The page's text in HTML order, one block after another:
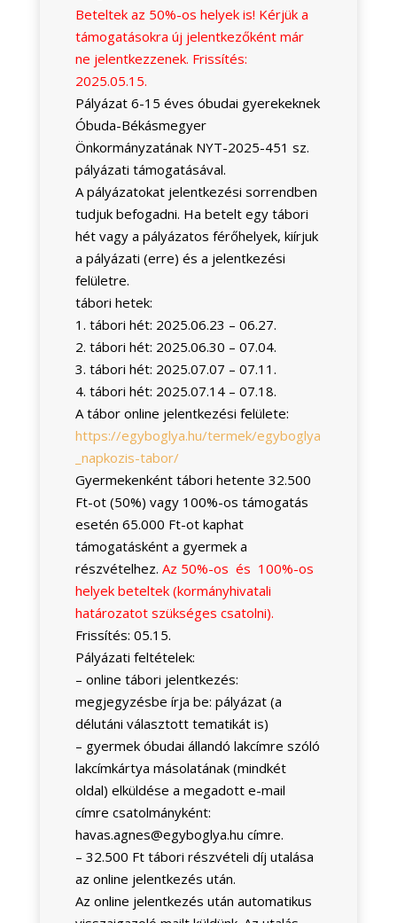
Beteltek az 50%-os helyek is! Kérjük a
támogatásokra új jelentkezőként már
ne jelentkezzenek. Frissítés:
2025.05.15.
Pályázat 6-15 éves óbudai gyerekeknek
Óbuda-Békásmegyer
Önkormányzatának NYT-2025-451 sz.
pályázati támogatásával.
A pályázatokat jelentkezési sorrendben
tudjuk befogadni. Ha betelt egy tábori
hét vagy a pályázatos férőhelyek, kiírjuk
a pályázati (erre) és a jelentkezési
felületre.
tábori hetek:
1. tábori hét: 2025.06.23 – 06.27.
2. tábori hét: 2025.06.30 – 07.04.
3. tábori hét: 2025.07.07 – 07.11.
4. tábori hét: 2025.07.14 – 07.18.
A tábor online jelentkezési felülete:
https://egyboglya.hu/termek/egyboglya
_napkozis-tabor/
Gyermekenként tábori hetente 32.500
Ft-ot (50%) vagy 100%-os támogatás
esetén 65.000 Ft-ot kaphat
támogatásként a gyermek a
részvételhez. Az 50%-os és 100%-os
helyek beteltek (kormányhivatali
határozatot szükséges csatolni).
Frissítés: 05.15.
Pályázati feltételek:
– online tábori jelentkezés:
megjegyzésbe írja be: pályázat (a
délutáni választott tematikát is)
– gyermek óbudai állandó lakcímre szóló
lakcímkártya másolatának (mindkét
oldal) elküldése a megadott e-mail
címre csatolmányként:
havas.agnes@egyboglya.hu címre.
– 32.500 Ft tábori részvételi díj utalása
az online jelentkezés után.
Az online jelentkezés után automatikus